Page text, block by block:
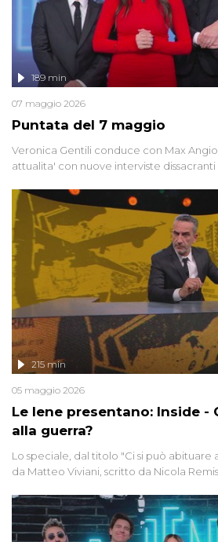
Puntata del 7 maggio
189 min
07 maggio 2026
Veronica Gentili conduce con Max
attualita' con nuove interviste
Le Iene presentano: Inside -
alla guerra?
215 min
05 maggio 2026
Lo speciale, dal titolo "Ci si può abituare
da Matteo Viviani, scritto da Nicola
di settore - su quanto la guerra sia
Anche se l'Italia non è direttamente
contesto globale rende impossibile